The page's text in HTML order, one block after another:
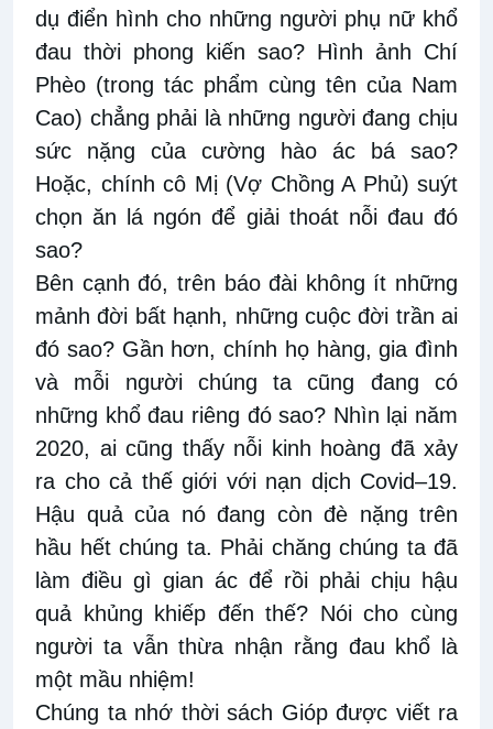
dụ điển hình cho những người phụ nữ khổ
đau thời phong kiến sao? Hình ảnh Chí
Phèo (trong tác phẩm cùng tên của Nam
Cao) chẳng phải là những người đang chịu
sức nặng của cường hào ác bá sao?
Hoặc, chính cô Mị (Vợ Chồng A Phủ) suýt
chọn ăn lá ngón để giải thoát nỗi đau đó
sao?
Bên cạnh đó, trên báo đài không ít những
mảnh đời bất hạnh, những cuộc đời trần ai
đó sao? Gần hơn, chính họ hàng, gia đình
và mỗi người chúng ta cũng đang có
những khổ đau riêng đó sao? Nhìn lại năm
2020, ai cũng thấy nỗi kinh hoàng đã xảy
ra cho cả thế giới với nạn dịch Covid–19.
Hậu quả của nó đang còn đè nặng trên
hầu hết chúng ta. Phải chăng chúng ta đã
làm điều gì gian ác để rồi phải chịu hậu
quả khủng khiếp đến thế? Nói cho cùng
người ta vẫn thừa nhận rằng đau khổ là
một mầu nhiệm!
Chúng ta nhớ thời sách Gióp được viết ra